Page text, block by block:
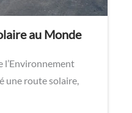
au Monde
l’Environnement
une route solaire,